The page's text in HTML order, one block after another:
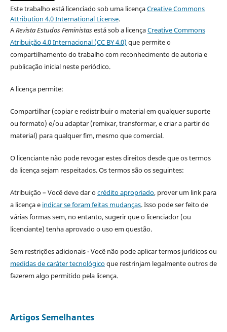
Este trabalho está licenciado sob uma licençaCreative Commons
Attribution 4.0 International License.
ARevista Estudos Feministasestá sob a licençaCreative Commons
Atribuição 4.0 Internacional (CC BY 4.0) que permite o
compartilhamento do trabalho com reconhecimento de autoria e
publicação inicial neste periódico.
A licença permite:
Compartilhar (copiar e redistribuir o material em qualquer suporte
ou formato) e/ou adaptar (remixar, transformar, e criar a partir do
material) para qualquer fim, mesmo que comercial.
O licenciante não pode revogar estes direitos desde que os termos
da licença sejam respeitados. Os termos são os seguintes:
Atribuição – Você deve dar ocrédito apropriado, prover um link para
a licença e indicar se foram feitas mudanças. Isso pode ser feito de
várias formas sem, no entanto, sugerir que o licenciador (ou
licenciante) tenha aprovado o uso em questão.
Sem restrições adicionais - Você não pode aplicar termos jurídicos ou
medidas de caráter tecnológicoque restrinjam legalmente outros de
fazerem algo permitido pela licença.
Artigos Semelhantes